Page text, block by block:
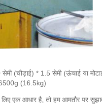
(चौड़ाई) * 1.5 सेमी (ऊंचाई या
(16.5kg)
एक आधार है, तो हम आमतौर पर सुझाव